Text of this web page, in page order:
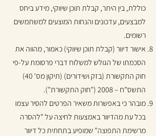
כוללת, בין היתר, קבלת תוכן שיווקי, מידע ביחס
למבצעים, עדכונים והנחות המוצעים למשתמשים
רשומים.
אישור דיוור (קבלת תוכן שיווקי) כאמור, מהווה את
הסכמתו של הגולש למשלוח דברי פרסומת על-פי
חוק התקשורת (בזק ושידורים) (תיקון מס' 40)
התשס"ח – 2008 ("חוק התקשורת").
מובהר כי באפשרות משאיר הפרטים להסיר עצמו
בכל עת מהדיוור באמצעות לחיצה על "להסרה
מרשימת התפוצה" שמופיע בתחתית כל דיוור